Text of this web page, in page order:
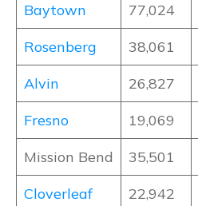
Baytown
77,024
Rosenberg
38,061
Alvin
26,827
Fresno
19,069
Mission Bend
35,501
Cloverleaf
22,942